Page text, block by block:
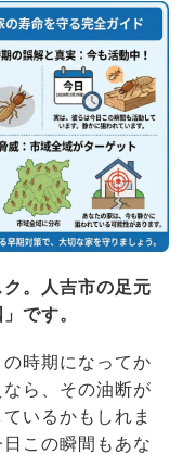
。人吉市の足元
です。
の時期になってか
ら、その油断が
いるかもしれま
この瞬間もあな